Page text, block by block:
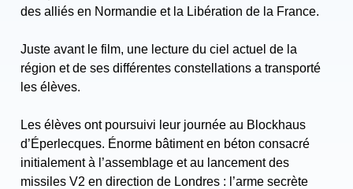
des alliés en Normandie et la Libération de la France.
Juste avant le film, une lecture du ciel actuel de la
région et de ses différentes constellations a transporté
les élèves.
Les élèves ont poursuivi leur journée au Blockhaus
d’Éperlecques. Énorme bâtiment en béton consacré
initialement à l’assemblage et au lancement des
missiles V2 en direction de Londres : l’arme secrète